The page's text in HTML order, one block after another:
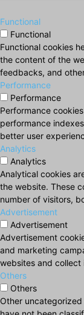
Functional
Functional
Functional cookies
the content of the
feedbacks, and
Performance
Performance
Performance
performance
better user
Analytics
Analytics
Analytical cookies
the website. These
number of visitors,
Advertisement
Advertisement
Advertisement
and marketing
websites and
Others
Others
Other